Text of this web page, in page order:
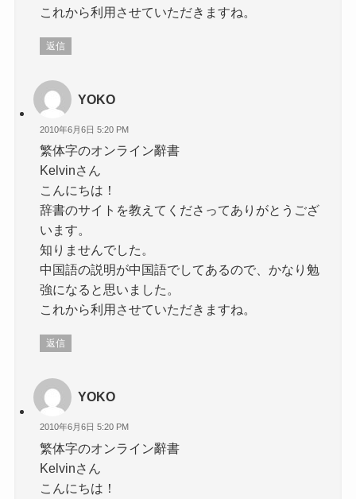
これから利用させていただきますね。
返信
YOKO
2010年6月6日 5:20 PM
繁体字のオンライン辭書
Kelvinさん
こんにちは！
辞書のサイトを教えてくださってありがとうござ
います。
知りませんでした。
中国語の説明が中国語でしてあるので、かなり勉
強になると思いました。
これから利用させていただきますね。
返信
YOKO
2010年6月6日 5:20 PM
繁体字のオンライン辭書
Kelvinさん
こんにちは！